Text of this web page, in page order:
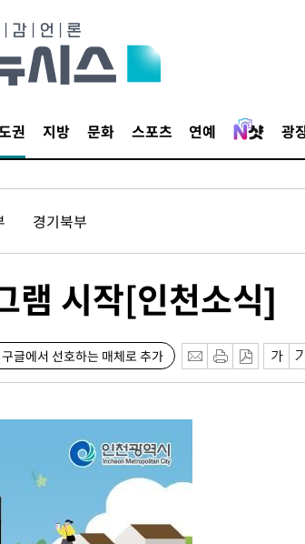
권 지방 문화 스포츠 연예 광
경기북부
램 시작[인천소식]
구글에서 선호하는 매체로 추가